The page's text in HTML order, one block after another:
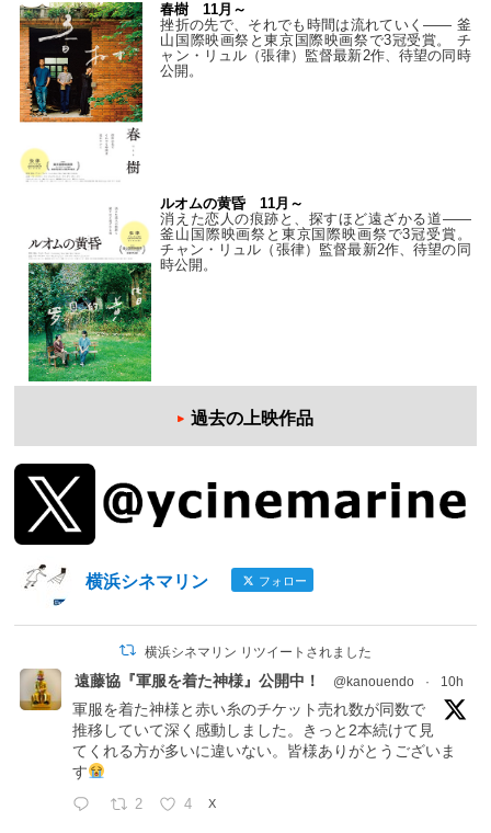
春樹 11月～
挫折の先で、それでも時間は流れていく—— 釜
山国際映画祭と東京国際映画祭で3冠受賞。 チ
ャン・リュル（張律）監督最新2作、待望の同時
公開。
ルオムの黄昏 11月～
消えた恋人の痕跡と、探すほど遠ざかる道——
釜山国際映画祭と東京国際映画祭で3冠受賞。
チャン・リュル（張律）監督最新2作、待望の同
時公開。
過去の上映作品
横浜シネマリン フォロー
横浜シネマリン リツイートされました
遠藤協『軍服を着た神様』公開中！ @kanouendo · 10h
軍服を着た神様と赤い糸のチケット売れ数が同数で
推移していて深く感動しました。きっと2本続けて見
てくれる方が多いに違いない。皆様ありがとうございま
す
2 4 X